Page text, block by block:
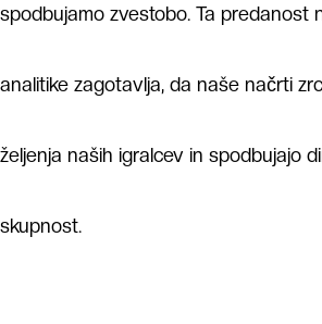
spodbujamo zvestobo. Ta predanost
analitike zagotavlja, da naše načrti
željenja naših igralcev in spodbujajo
skupnost.